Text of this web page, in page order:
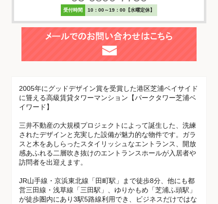
受付時間 10：00～19：00【水曜定休】
2005年にグッドデザイン賞を受賞した港区芝浦ベイサイド
に聳える高級賃貸タワーマンション【パークタワー芝浦ベ
イワード】
三井不動産の大規模プロジェクトによって誕生した、洗練
されたデザインと充実した設備が魅力的な物件です。ガラ
スと木をあしらったスタイリッシュなエントランス、開放
感あふれる二層吹き抜けのエントランスホールが入居者や
訪問者を出迎えます。
JR山手線・京浜東北線「田町駅」まで徒歩8分、他にも都
営三田線・浅草線「三田駅」、ゆりかもめ「芝浦ふ頭駅」
が徒歩圏内にあり3駅5路線利用でき、ビジネスだけではな